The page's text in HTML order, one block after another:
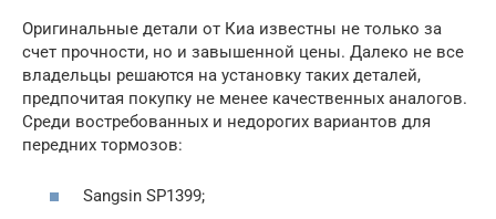
Оригинальные детали от Киа известны не только за
счет прочности, но и завышенной цены. Далеко не все
владельцы решаются на установку таких деталей,
предпочитая покупку не менее качественных аналогов.
Среди востребованных и недорогих вариантов для
передних тормозов:
Sangsin SP1399;